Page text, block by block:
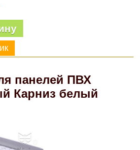
панелей ПВХ
Карниз белый